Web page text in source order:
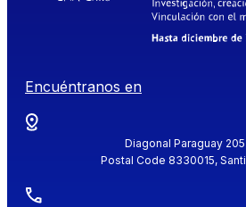
Encuéntranos en
Diagonal Paraguay
Postal Code 8330015,